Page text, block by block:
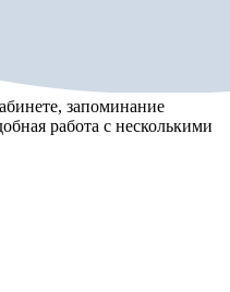
запоминание
работа с несколькими